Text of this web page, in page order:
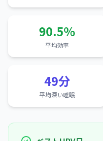
90.5%
平均効率
49分
平均深い睡眠